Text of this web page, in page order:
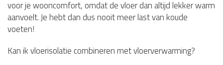
voor je wooncomfort, omdat de vloer dan altijd lekker warm
aanvoelt. Je hebt dan dus nooit meer last van koude
voeten!
Kan ik vloerisolatie combineren met vloerverwarming?